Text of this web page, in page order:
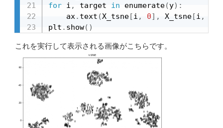
for i , target in enumerate(y) :
    ax
. text (X_tsne[i , 0] , X_tsne[i ,
plt . show( )
これを実行して表示される画像がこちらです。